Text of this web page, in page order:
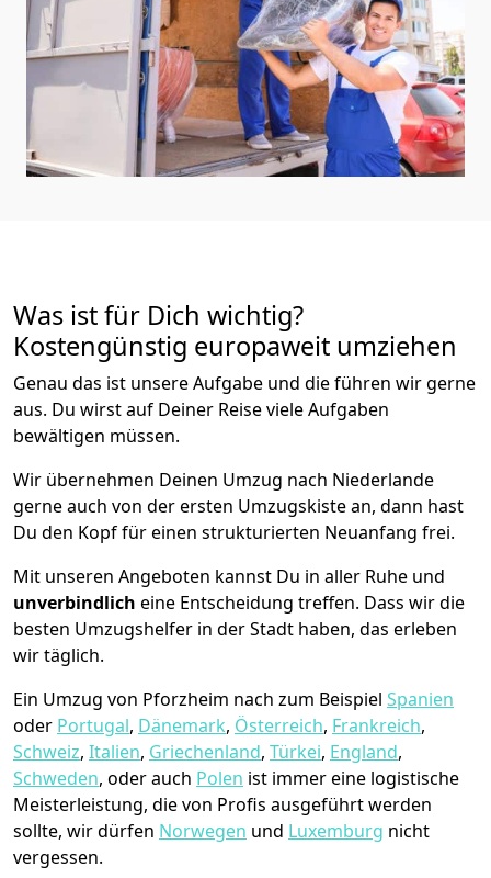
Was ist für Dich wichtig?
Kostengünstig europaweit umziehen
Genau das ist unsere Aufgabe und die führen wir gerne
aus. Du wirst auf Deiner Reise viele Aufgaben
bewältigen müssen.
Wir übernehmen Deinen Umzug nach Niederlande
gerne auch von der ersten Umzugskiste an, dann hast
Du den Kopf für einen strukturierten Neuanfang frei.
Mit unseren Angeboten kannst Du in aller Ruhe und
unverbindlich eine Entscheidung treffen. Dass wir die
besten Umzugshelfer in der Stadt haben, das erleben
wir täglich.
Ein Umzug von Pforzheim nach zum Beispiel Spanien
oder Portugal, Dänemark, Österreich, Frankreich,
Schweiz, Italien, Griechenland, Türkei, England,
Schweden, oder auch Polen ist immer eine logistische
Meisterleistung, die von Profis ausgeführt werden
sollte, wir dürfen Norwegen und Luxemburg nicht
vergessen.